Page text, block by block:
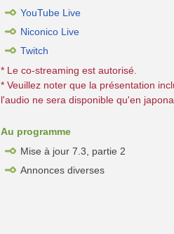
YouTube Live
Niconico Live
Twitch
* Le co-streaming est autorisé.
* Veuillez noter que la présentation
l'audio ne sera disponible qu'en
Au programme
Mise à jour 7.3, partie 2
Annonces diverses